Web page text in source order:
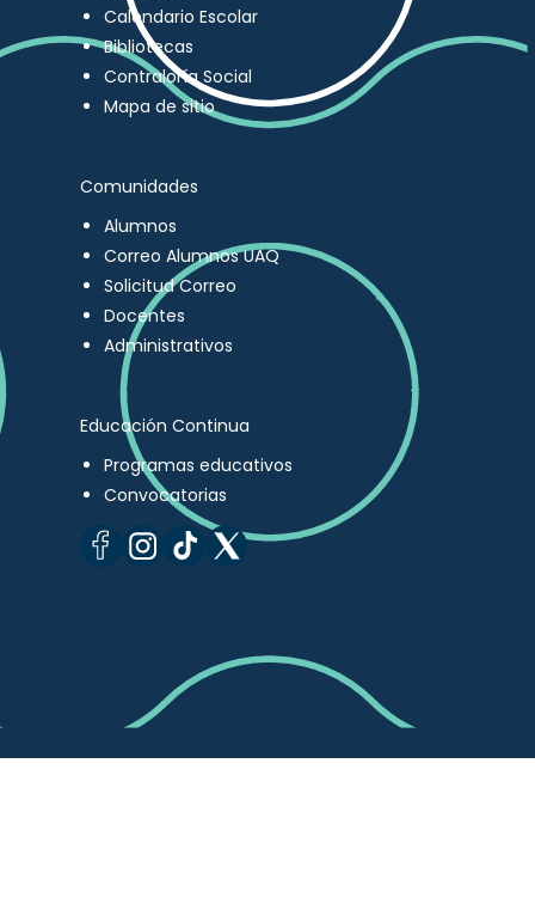
Calendario Escolar
Bibliotecas
Contraloría Social
Mapa de sitio
Comunidades
Alumnos
Correo Alumnos UAQ
Solicitud Correo
Docentes
Administrativos
Educación Continua
Programas educativos
Convocatorias